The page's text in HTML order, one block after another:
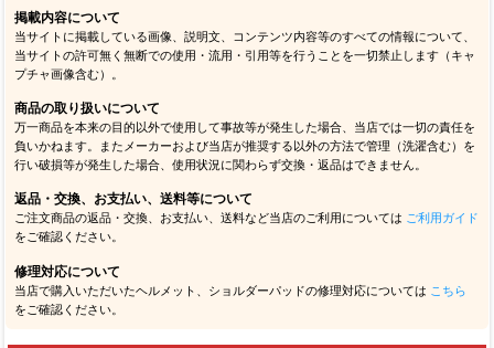
掲載内容について
当サイトに掲載している画像、説明文、コンテンツ内容等のすべての情報について、
当サイトの許可無く無断での使用・流用・引用等を行うことを一切禁止します（キャ
プチャ画像含む）。
商品の取り扱いについて
万一商品を本来の目的以外で使用して事故等が発生した場合、当店では一切の責任を
負いかねます。またメーカーおよび当店が推奨する以外の方法で管理（洗濯含む）を
行い破損等が発生した場合、使用状況に関わらず交換・返品はできません。
返品・交換、お支払い、送料等について
ご注文商品の返品・交換、お支払い、送料など当店のご利用については ご利用ガイド
をご確認ください。
修理対応について
当店で購入いただいたヘルメット、ショルダーパッドの修理対応については こちら
をご確認ください。